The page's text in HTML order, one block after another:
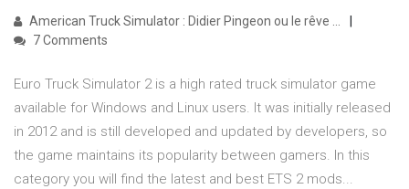
American Truck Simulator : Didier Pingeon ou le rêve ...
7 Comments
Euro Truck Simulator 2 is a high rated truck simulator game
available for Windows and Linux users. It was initially released
in 2012 and is still developed and updated by developers, so
the game maintains its popularity between gamers. In this
category you will find the latest and best ETS 2 mods...